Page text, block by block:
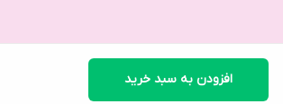
افزودن به سبد خرید